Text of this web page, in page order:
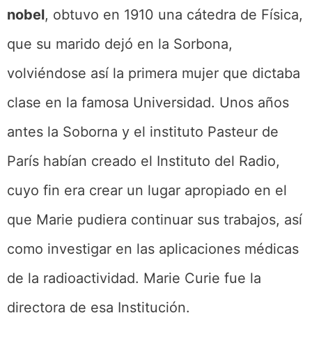
nobel, obtuvo en 1910 una cátedra de Física,
que su marido dejó en la Sorbona,
volviéndose así la primera mujer que dictaba
clase en la famosa Universidad. Unos años
antes la Soborna y el instituto Pasteur de
París habían creado el Instituto del Radio,
cuyo fin era crear un lugar apropiado en el
que Marie pudiera continuar sus trabajos, así
como investigar en las aplicaciones médicas
de la radioactividad. Marie Curie fue la
directora de esa Institución.